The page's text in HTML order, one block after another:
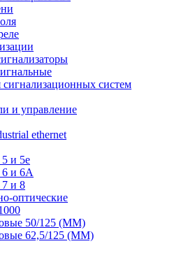
систем
и управление
ethernet
и 5е
6 и 6A
7 и 8
оптические
50/125 (ММ)
62,5/125 (ММ)